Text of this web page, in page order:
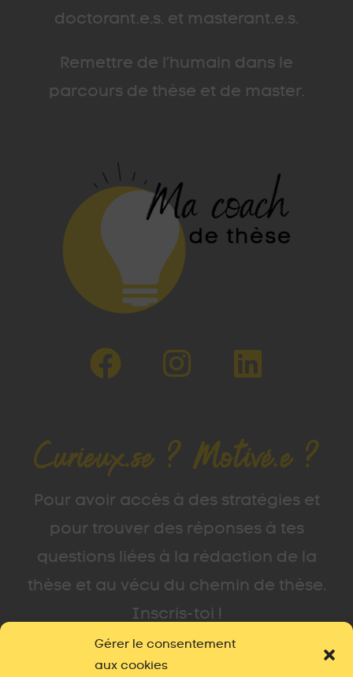
Gérer le consentement
aux cookies
doctorant.e.s. et masterant.e.s.
Remettre de l’humain dans le
parcours de thèse et de master.
Curieux.se ? Motivé.e ?
Pour avoir accès à des stratégies et
pour trouver des réponses à tes
questions liées à la rédaction de la
thèse et au vécu du chemin de thèse.
Inscris-toi !